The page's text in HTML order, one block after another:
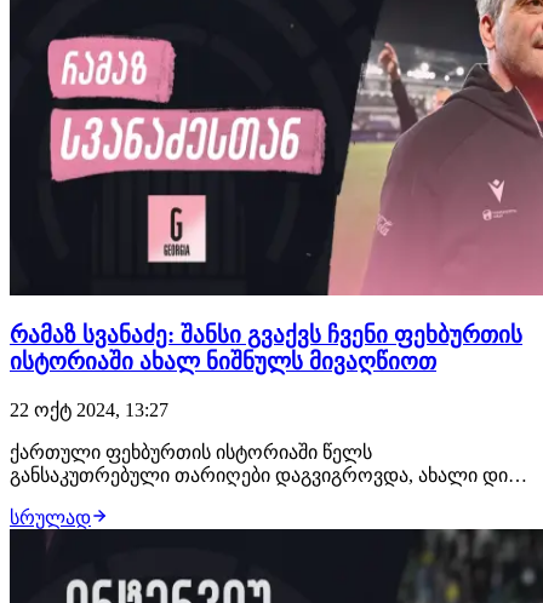
რამაზ სვანაძე: შანსი გვაქვს ჩვენი ფეხბურთის
ისტორიაში ახალ ნიშნულს მივაღწიოთ
22 ოქტ 2024, 13:27
ქართული ფეხბურთის ისტორიაში წელს
განსაკუთრებული თარიღები დაგვიგროვდა, ახალი დიდი
ოქტომბერი დაამახსოვრდება, საქართველოს U21
ნაკრები ევროპისკენ მიმავალ გზას ისტორიული
ნაბიჯებით გადის. 15 ოქტომბერს, რამაზ სვანაძის გუნდმა
ევროპის ჩემპ…
სრულად